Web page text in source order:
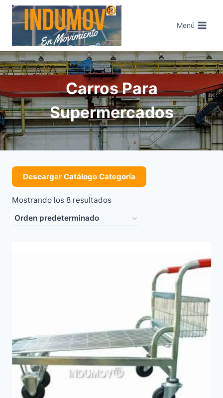
Saltar
contenido
Menú
Carros Para
Supermercados
Descargar Catálogo Categoría
Mostrando los 8 resultados